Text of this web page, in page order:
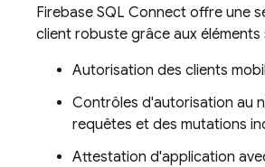
Firebase SQL Connect offre une
client robuste grâce aux éléments
Autorisation des clients
Contrôles d'autorisation au
requêtes et des mutations
Attestation d'application